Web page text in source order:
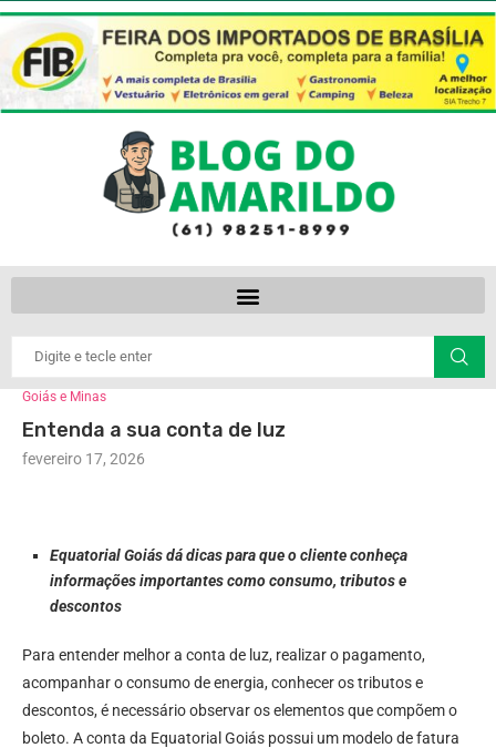
Goiás e Minas
Entenda a sua conta de luz
fevereiro 17, 2026
Equatorial Goiás dá dicas para que o cliente conheça
informações importantes como consumo, tributos e
descontos
Para entender melhor a conta de luz, realizar o pagamento,
acompanhar o consumo de energia, conhecer os tributos e
descontos, é necessário observar os elementos que compõem o
boleto. A conta da Equatorial Goiás possui um modelo de fatura